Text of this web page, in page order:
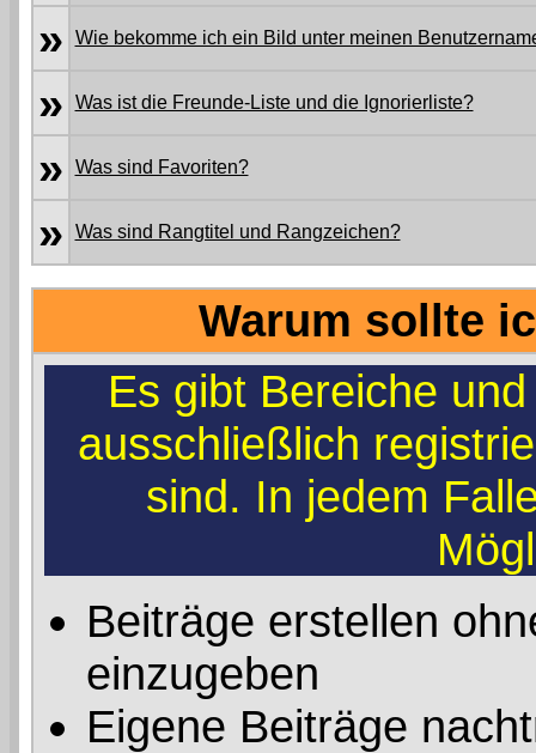
» Wie bekomme ich ein Bild unter meinen
» Was ist die Freunde-Liste und die Ignorierliste?
» Was sind Favoriten?
» Was sind Rangtitel und Rangzeichen?
Warum sollte
Es gibt Bereiche
ausschließlich
sind. In jedem
Beiträge erstellen
einzugeben
Eigene Beiträge